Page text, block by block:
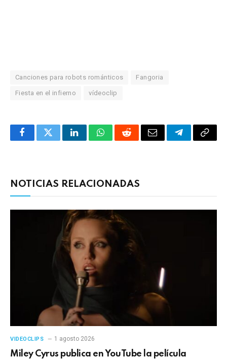
Canciones para robots románticos Fangoria
Fiesta en el infierno vídeoclip
FacebookTwitterLinkedInWhatsAppRedditCorreoTelegrama
NOTICIAS RELACIONADAS
VIDEOCLIPS 1 agosto 2026
Miley Cyrus publica en YouTube la película